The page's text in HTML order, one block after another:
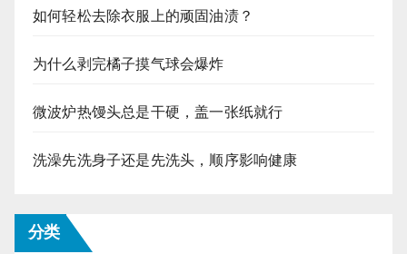
如何轻松去除衣服上的顽固油渍？
为什么剥完橘子摸气球会爆炸
微波炉热馒头总是干硬，盖一张纸就行
洗澡先洗身子还是先洗头，顺序影响健康
分类